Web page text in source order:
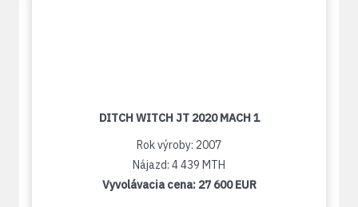
DITCH WITCH JT 2020 MACH 1
Rok výroby: 2007
Nájazd: 4 439 MTH
Vyvolávacia cena: 27 600 EUR